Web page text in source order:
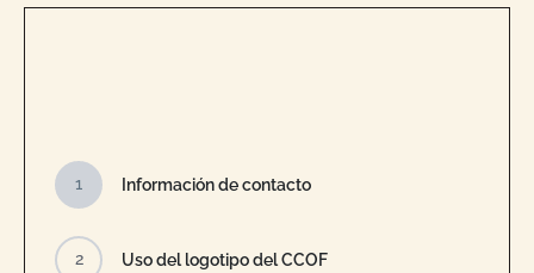
1 Información de contacto
2 Uso del logotipo del CCOF